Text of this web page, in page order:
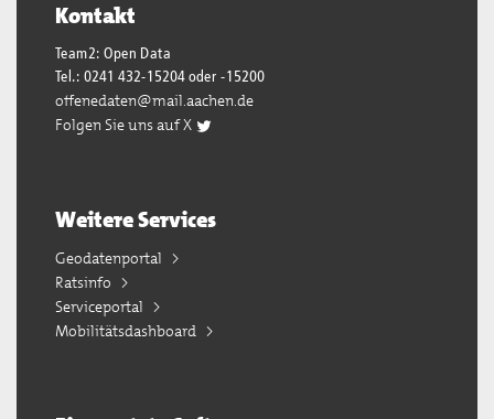
Kontakt
Team2: Open Data
Tel.: 0241 432-15204 oder -15200
offenedaten@mail.aachen.de
Folgen Sie uns auf X
Weitere Services
Geodatenportal
Ratsinfo
Serviceportal
Mobilitätsdashboard